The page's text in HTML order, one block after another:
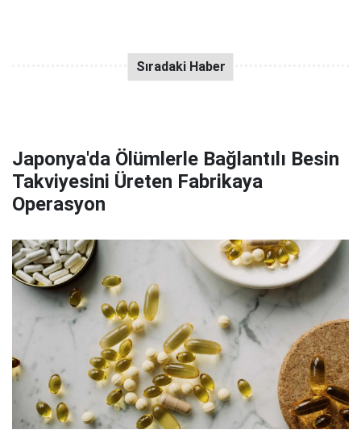
Japonya'da Ölümlerle Bağlantılı Besin
Takviyesini Üreten Fabrikaya
Operasyon